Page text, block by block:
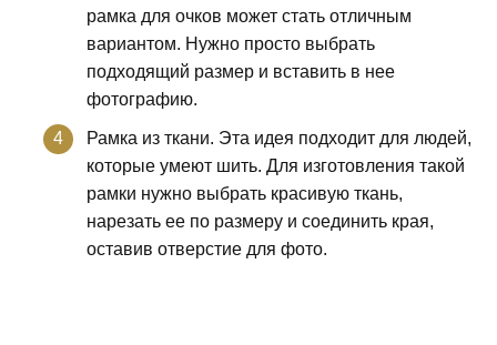
рамка для очков может стать отличным
вариантом. Нужно просто выбрать
подходящий размер и вставить в нее
фотографию.
Рамка из ткани. Эта идея подходит для людей,
которые умеют шить. Для изготовления такой
рамки нужно выбрать красивую ткань,
нарезать ее по размеру и соединить края,
оставив отверстие для фото.